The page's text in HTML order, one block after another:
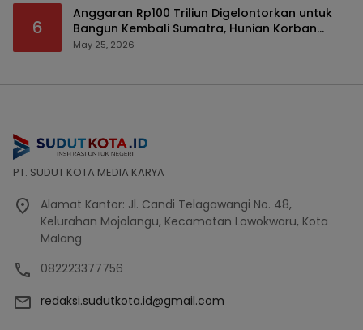
6
Anggaran Rp100 Triliun Digelontorkan untuk
Bangun Kembali Sumatra, Hunian Korban
Bencana Bakal Difokuskan
May 25, 2026
PT. SUDUT KOTA MEDIA KARYA
Alamat Kantor: Jl. Candi Telagawangi No. 48,
Kelurahan Mojolangu, Kecamatan Lowokwaru, Kota
Malang
082223377756
redaksi.sudutkota.id@gmail.com